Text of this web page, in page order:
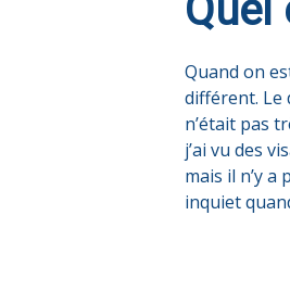
Quel
Quand on
différent. Le
n’était pas
j’ai vu des
mais il n’y
inquiet